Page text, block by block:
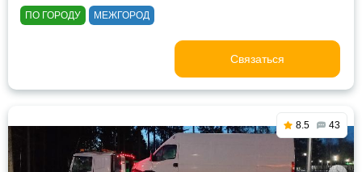
ПО ГОРОДУ МЕЖГОРОД
Связаться
8.5 43